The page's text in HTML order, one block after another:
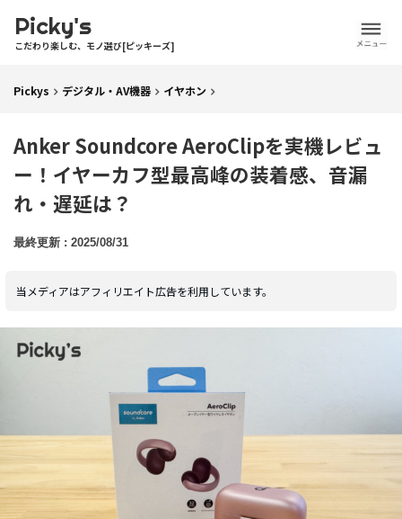
Picky's
こだわり楽しむ、モノ選び[ピッキーズ]
Pickys デジタル・AV機器 イヤホン
Anker Soundcore AeroClipを実機レビュ
ー！イヤーカフ型最高峰の装着感、音漏
れ・遅延は？
2025/08/31
当メディアはアフィリエイト広告を利用しています。